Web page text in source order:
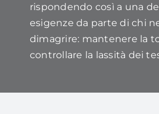
rispondendo così a una
esigenze da parte di chi
dimagrire: mantenere la
controllare la lassità dei